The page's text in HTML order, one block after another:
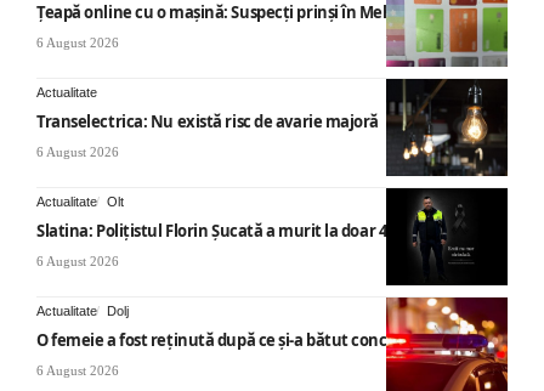
Țeapă online cu o mașină: Suspecți prinși în Mehedinți
6 August 2026
Actualitate
Transelectrica: Nu există risc de avarie majoră
6 August 2026
Actualitate Olt
Slatina: Poliţistul Florin Şucată a murit la doar 44 ani
6 August 2026
Actualitate Dolj
O femeie a fost reținută după ce și-a bătut concubinul
6 August 2026